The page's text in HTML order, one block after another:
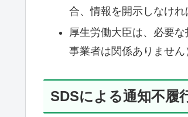
合、情報を開示しなけれ
厚生労働大臣は、必要
事業者は関係ありません
SDSによる通知不履